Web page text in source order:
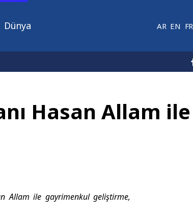
Dünya AR EN FR
Hasan Allam ile
Allam ile gayrimenkul geliştirme,